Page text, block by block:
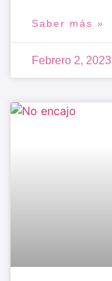
Saber más »
Febrero 2, 2023